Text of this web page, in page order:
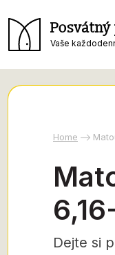
Vaše
Home
Dejte si